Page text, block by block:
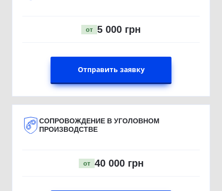
от 5 000 грн
Отправить заявку
СОПРОВОЖДЕНИЕ В УГОЛОВНОМ
ПРОИЗВОДСТВЕ
от 40 000 грн